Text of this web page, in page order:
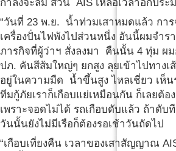
กำลังจะล่ม ส่วน AIS เหลือเวลาอีกปร
“วันที่ 23 พ.ย. น้ำท่วมเสาหมดแล้ว ก
เครื่องปั่นไฟพังไปส่วนหนึ่ง อันนี้ผมจำร
ภารกิจที่ผู้ว่าฯ สั่งลงมา คืนนั้น 4 ทุ่ม ผ
ปภ. คันสีส้มใหญ่ๆ ยกสูง ลุยเข้าไปทาง
อยู่ในความมืด น้ำขึ้นสูง ไหลเชี่ยว เห็
ทีมกู้ภัยเราก็เกือบแย่เหมือนกัน ก็เลยต้
เพราะจอดไม่ได้ รถเกือบดับแล้ว ถ้าดั
วันนั้นยังไม่มีเรือก็ต้องรอเช้าวันถัดไป
“เกือบเที่ยงคืน เวลาของเสาสัญญาณ